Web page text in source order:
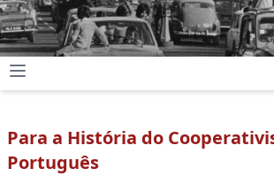
Para a História do
Português